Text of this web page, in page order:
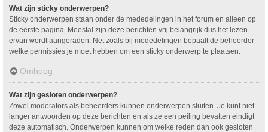
Wat zijn sticky onderwerpen?
Sticky onderwerpen staan onder de mededelingen in het forum en alleen op
de eerste pagina. Meestal zijn deze berichten vrij belangrijk dus het lezen
ervan wordt aangeraden. Net zoals bij mededelingen bepaalt de beheerder
welke permissies je moet hebben om een sticky onderwerp te plaatsen.
Omhoog
Wat zijn gesloten onderwerpen?
Zowel moderators als beheerders kunnen onderwerpen sluiten. Je kunt niet
langer antwoorden op deze berichten en als ze een peiling bevatten eindigt
deze automatisch. Onderwerpen kunnen om welke reden dan ook gesloten